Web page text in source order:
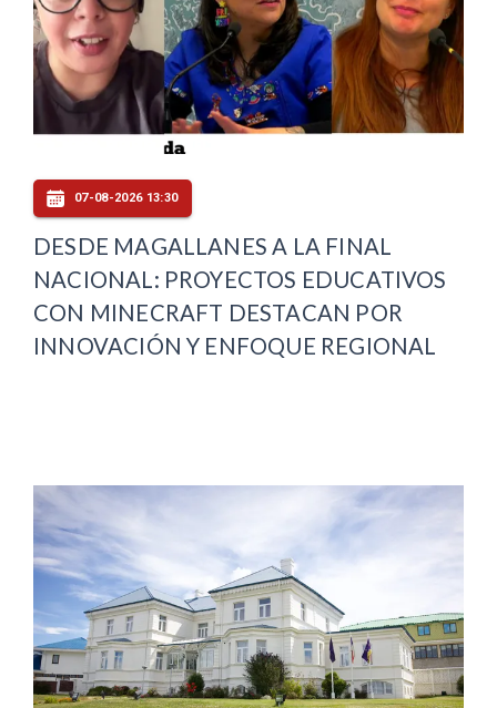
07-08-2026 13:30
DESDE MAGALLANES A LA FINAL
NACIONAL: PROYECTOS EDUCATIVOS
CON MINECRAFT DESTACAN POR
INNOVACIÓN Y ENFOQUE REGIONAL